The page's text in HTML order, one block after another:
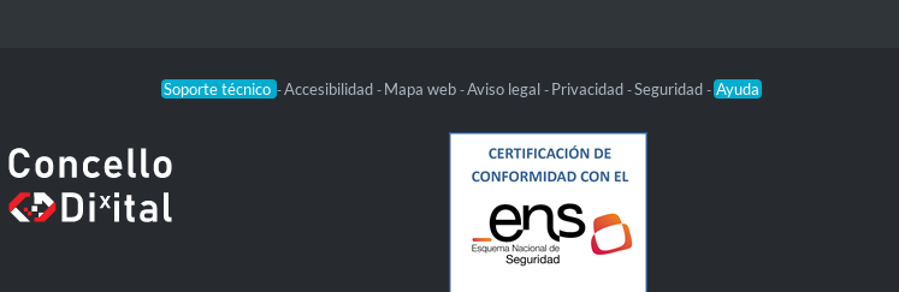
Soporte técnico -Accesibilidad - Mapa web -Aviso legal - Privacidad -Seguridad - Ayuda